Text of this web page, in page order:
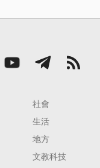
社會
生活
地方
文教科技